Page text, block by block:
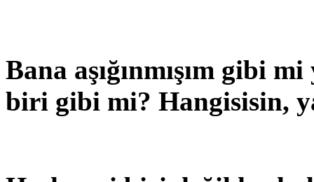
Bana aşığınmışım gibi
biri gibi mi? Hangisisin,